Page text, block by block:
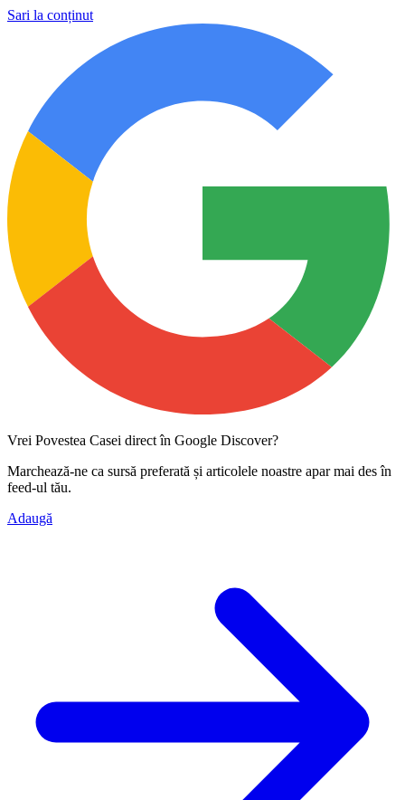
Sari la conținut
Vrei Povestea Casei direct în Google Discover?
Marchează-ne ca sursă preferată și articolele noastre apar mai des în
feed-ul tău.
Adaugă